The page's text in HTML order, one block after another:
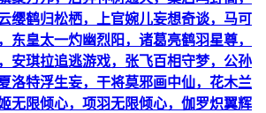
缨鹤归松栖，上官婉儿妄想奇谈，马可
东皇太一灼幽烈阳，诸葛亮鹤羽星尊，
安琪拉追逃游戏，张飞百相守梦，公孙
洛特浮生妄，干将莫邪画中仙，花木兰
无限倾心，项羽无限倾心，伽罗炽翼辉